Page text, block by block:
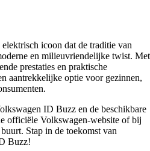
icoon dat de traditie van
en milieuvriendelijke twist. Met
prestaties en praktische
aantrekkelijke optie voor gezinnen,
ID Buzz en de beschikbare
officiële Volkswagen-website of bij
Stap in de toekomst van
Buzz!